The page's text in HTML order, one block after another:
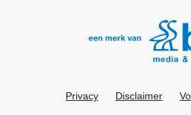
Privacy Disclaimer